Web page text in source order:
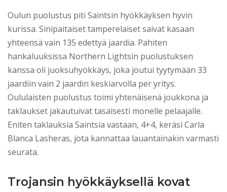
Oulun puolustus piti Saintsin hyökkäyksen hyvin
kurissa. Sinipaitaiset tamperelaiset saivat kasaan
yhteensä vain 135 edettyä jaardia. Pahiten
hankaluuksissa Northern Lightsin puolustuksen
kanssa oli juoksuhyökkäys, joka joutui tyytymään 33
jaardiin vain 2 jaardin keskiarvolla per yritys.
Oululaisten puolustus toimi yhtenäisenä joukkona ja
taklaukset jakautuivat tasaisesti monelle pelaajalle.
Eniten taklauksia Saintsia vastaan, 4+4, keräsi Carla
Blanca Lasheras, jota kannattaa lauantainakin varmasti
seurata.
Trojansin hyökkäyksellä kovat